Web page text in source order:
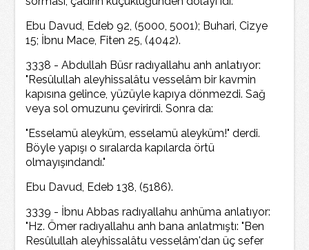
Ebu Davud, Edeb 92, (5000, 5001); Buhari, Cizye
15; İbnu Mace, Fiten 25, (4042).
3338 - Abdullah Büsr radıyallahu anh anlatıyor:
"Resûlullah aleyhissalâtu vesselâm bir kavmin
kapısına gelince, yüzüyle kapıya dönmezdi. Sağ
veya sol omuzunu çevirirdi. Sonra da:
"Esselamü aleyküm, esselamü aleyküm!" derdi.
Böyle yapışı o sıralarda kapılarda örtü
olmayışındandı."
Ebu Davud, Edeb 138, (5186).
3339 - İbnu Abbas radıyallahu anhüma anlatıyor:
"Hz. Ömer radıyallahu anh bana anlatmıştı: "Ben
Resûlullah aleyhissalâtu vesselâm'dan üç sefer